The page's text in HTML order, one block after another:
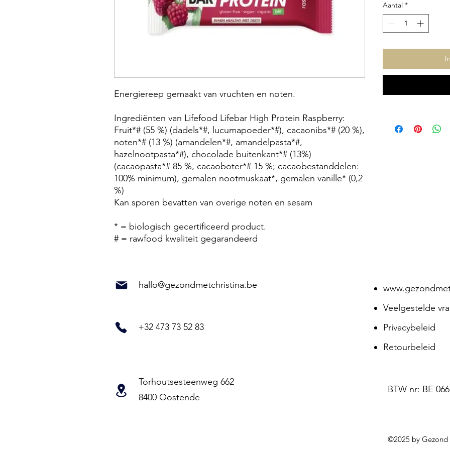
Energiereep gemaakt van vruchten en noten.
Ingrediënten van Lifefood Lifebar High Protein Raspberry:
Fruit*# (55 %) (dadels*#, lucumapoeder*#), cacaonibs*# (20 %),
noten*# (13 %) (amandelen*#, amandelpasta*#,
hazelnootpasta*#), chocolade buitenkant*# (13%)
(cacaopasta*# 85 %, cacaoboter*# 15 %; cacaobestanddelen:
100% minimum), gemalen nootmuskaat*, gemalen vanille* (0,2
%)
Kan sporen bevatten van overige noten en sesam
* = biologisch gecertificeerd product.
# = rawfood kwaliteit gegarandeerd
Aantal *
hallo@gezondmetchristina.be
+32 473 73 52 83
Torhoutsesteenweg 662
8400 Oostende
Veelgestelde
Privacybeleid
Retourbeleid
BTW nr: BE
©2025 by